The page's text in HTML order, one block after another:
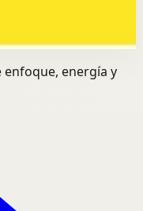
si compras
enfoque, energía y